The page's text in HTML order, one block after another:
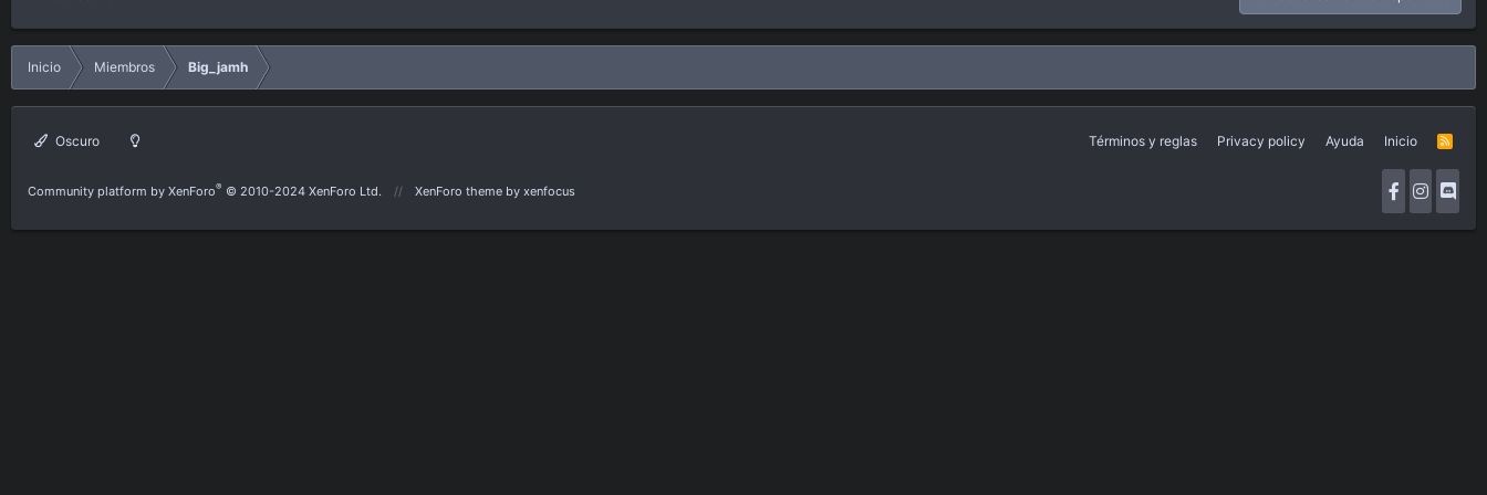
Inicio Miembros Big_jamh
Oscuro Términos y reglas Privacy policy Ayuda Inicio
R
S
Community platform by XenForo® © 2010-2024 XenForo Ltd. XenForo theme by xenfocus